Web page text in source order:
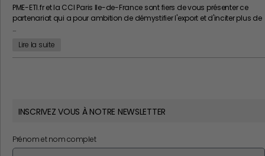
PME-ETI.fr et la CCI Paris Ile-de-France sont fiers de vous présenter ce
partenariat qui a pour ambition de démystifier l'export et d'inciter plus de
…
Lire la suite
INSCRIVEZ VOUS À NOTRE NEWSLETTER
Prénom et nom complet